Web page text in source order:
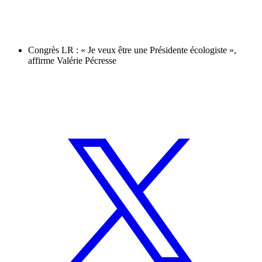
Congrès LR : « Je veux être une Présidente écologiste »,
affirme Valérie Pécresse